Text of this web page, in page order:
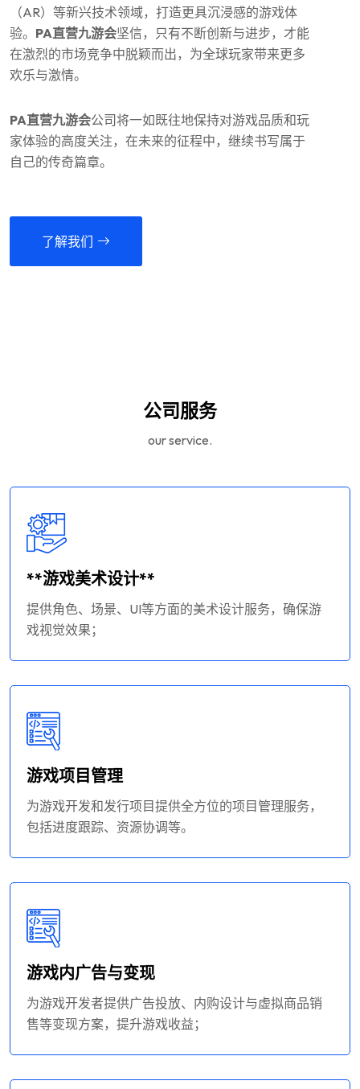
（AR）等新兴技术领域，打造更具沉浸感的游戏体
验。 PA直营九游会坚信，只有不断创新与进步，才能
在激烈的市场竞争中脱颖而出，为全球玩家带来更多
欢乐与激情。
PA直营九游会公司将一如既往地保持对游戏品质和玩
家体验的高度关注，在未来的征程中，继续书写属于
自己的传奇篇章。
了解我们
公司服务
our service.
**游戏美术设计**
提供角色、场景、UI等方面的美术设计服务，确保游
戏视觉效果；
游戏项目管理
为游戏开发和发行项目提供全方位的项目管理服务，
包括进度跟踪、资源协调等。
游戏内广告与变现
为游戏开发者提供广告投放、内购设计与虚拟商品销
售等变现方案，提升游戏收益；